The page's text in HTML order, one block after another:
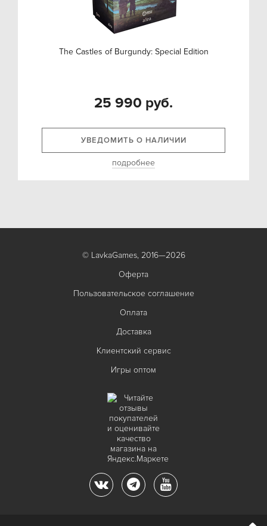
The Castles of Burgundy: Special Edition
25 990 руб.
УВЕДОМИТЬ О НАЛИЧИИ
подробнее
© LavkaGames, 2016—2026
Оферта
Пользовательское соглашение
Оплата
Доставка
Клиентский сервис
Игры оптом